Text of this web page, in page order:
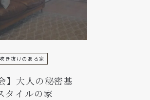
吹き抜けのある家
】大人の秘密基
タイルの家